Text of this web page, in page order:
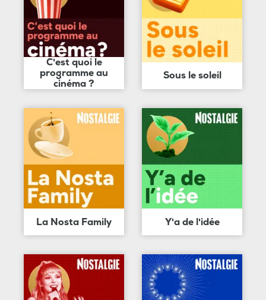
C'est quoi le
programme au
cinéma ?
Sous le soleil
La Nosta Family Y'a de l'idée